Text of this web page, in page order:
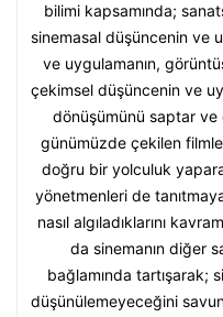
bilimi kapsamında;
sinemasal düşüncenin ve
ve uygulamanın,
çekimsel düşüncenin ve
dönüşümünü saptar
günümüzde çekilen
doğru bir yolculuk
yönetmenleri de
nasıl algıladıklarını
da sinemanın diğer
bağlamında tartışarak;
düşünülemeyeceğini